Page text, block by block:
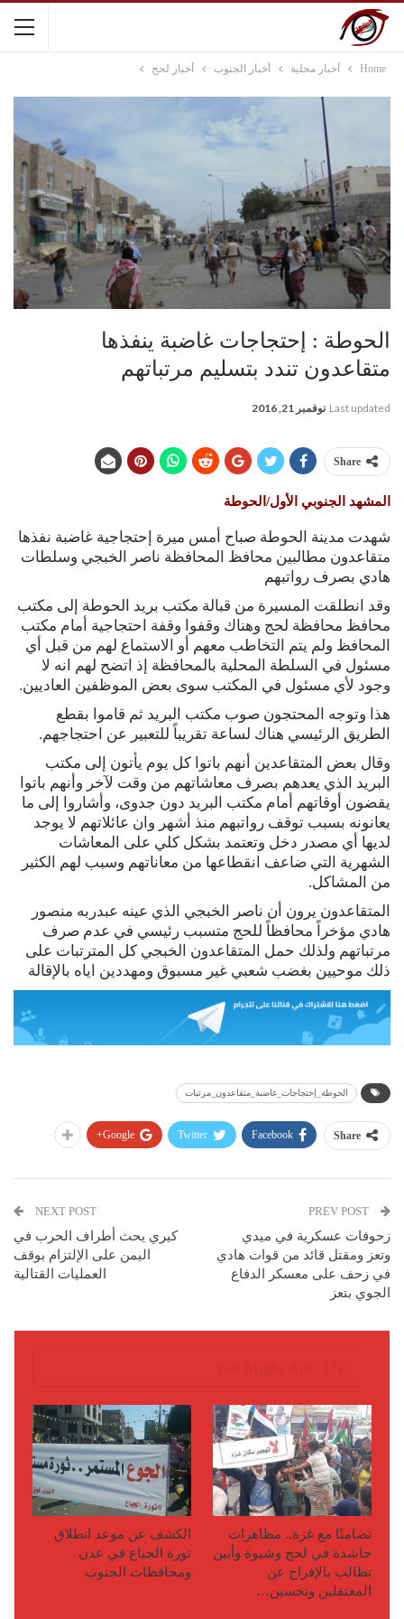
Home أخبار محلية أخبار الجنوب أخبار لحج
الحوطة : إحتجاجات غاضبة ينفذها
متقاعدون تندد بتسليم مرتباتهم
Last updated نوفمبر 21, 2016
Share
المشهد الجنوبي الأول/الحوطة
شهدت مدينة الحوطة صباح أمس ميرة إحتجاجية غاضبة نفذها
متقاعدون مطالبين محافظ المحافظة ناصر الخبجي وسلطات
هادي بصرف رواتبهم
وقد انطلقت المسيرة من قبالة مكتب بريد الحوطة إلى مكتب
محافظ محافظة لحج وهناك وقفوا وقفة احتجاجية أمام مكتب
المحافظ ولم يتم التخاطب معهم أو الاستماع لهم من قبل أي
مسئول في السلطة المحلية بالمحافظة إذ اتضح لهم انه لا
وجود لأي مسئول في المكتب سوى بعض الموظفين العاديين.
هذا وتوجه المحتجون صوب مكتب البريد ثم قاموا بقطع
الطريق الرئيسي هناك لساعة تقريباً للتعبير عن احتجاجهم.
وقال بعض المتقاعدين أنهم باتوا كل يوم يأتون إلى مكتب
البريد الذي يعدهم بصرف معاشاتهم من وقت لآخر وأنهم باتوا
يقضون أوقاتهم أمام مكتب البريد دون جدوى، وأشاروا إلى ما
يعانونه بسبب توقف رواتبهم منذ أشهر وان عائلاتهم لا يوجد
لديها أي مصدر دخل وتعتمد بشكل كلي على المعاشات
الشهرية التي ضاعف انقطاعها من معاناتهم وسبب لهم الكثير
من المشاكل.
المتقاعدون يرون أن ناصر الخبجي الذي عينه عبدربه منصور
هادي مؤخراً محافظاً للحج متسبب رئيسي في عدم صرف
مرتباتهم ولذلك حمل المتقاعدون الخبجي كل المترتبات على
ذلك موحيين بغضب شعبي غير مسبوق ومهددين اياه بالإقالة
الحوطة_إحتجاجات_غاضبة_متقاعدون_مرتبات
Share
Facebook
Twitter
Google+
زحوفات عسكرية في ميدي
وتعز ومقتل قائد من قوات هادي
في زحف على معسكر الدفاع
الجوي بتعز
NEXT POST
كيري يحث أطراف الحرب في
اليمن على الإلتزام بوقف
العمليات القتالية
تضامنًا مع غزة.. مظاهرات
حاشدة في لحج وشبوة وأبين
تطالب بالإفراج عن
المعتقلين وتحسين…
الكشف عن موعد انطلاق
ثورة الجياع في عدن
ومحافظات الجنوب